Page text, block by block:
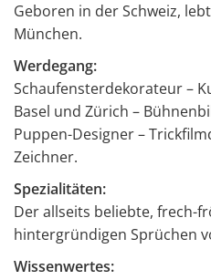
Geboren in der Schweiz,
München.
Werdegang:
Schaufensterdekorateur –
Basel und Zürich –
Puppen-Designer –
Zeichner.
Spezialitäten:
Der allseits beliebte, frech-
hintergründigen Sprüchen
Wissenwertes: